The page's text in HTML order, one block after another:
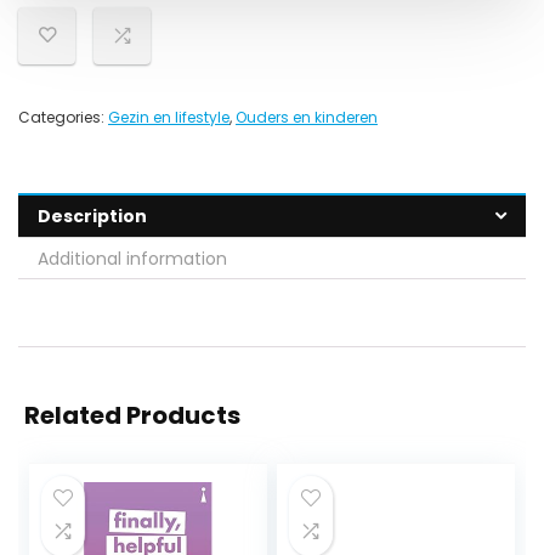
Categories: Gezin en lifestyle,Ouders en kinderen
Description
Additional information
Related Products